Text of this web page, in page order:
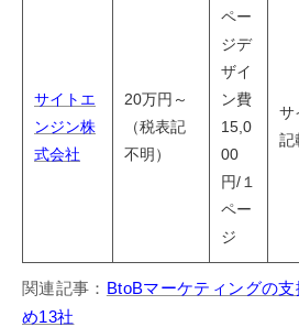
サイトエ
ンジン株
式会社
20万円～
（税表記
不明）
ペー
ジデ
ザイ
ン費
15,0
00
円/１
ペー
ジ
サ
記
関連記事： BtoBマーケティングの
め13社